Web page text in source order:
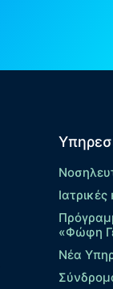
«Φώφη
Νέα